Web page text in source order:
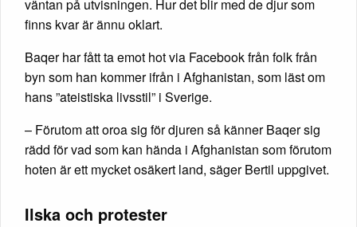
väntan på utvisningen. Hur det blir med de djur som
finns kvar är ännu oklart.
Baqer har fått ta emot hot via Facebook från folk från
byn som han kommer ifrån i Afghanistan, som läst om
hans ”ateistiska livsstil” i Sverige.
– Förutom att oroa sig för djuren så känner Baqer sig
rädd för vad som kan hända i Afghanistan som förutom
hoten är ett mycket osäkert land, säger Bertil uppgivet.
Ilska och protester